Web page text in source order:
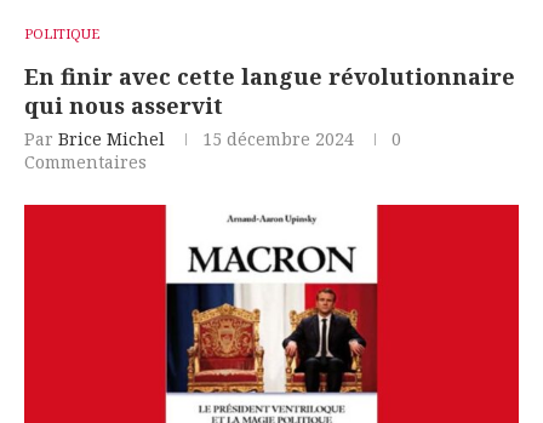
POLITIQUE
En finir avec cette langue révolutionnaire
qui nous asservit
Par Brice Michel 15 décembre 2024
0
Commentaires